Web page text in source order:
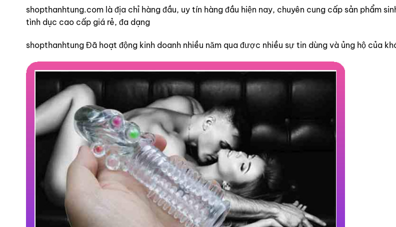
shopthanhtung.com là địa chỉ hàng đầu, uy tín hàng đầu hiện nay, chuyên cung cấp sản phẩm
tình dục cao cấp giá rẻ, đa dạng
shopthanhtung Đã hoạt động kinh doanh nhiều năm qua được nhiều sự tin dùng và ủng hộ của